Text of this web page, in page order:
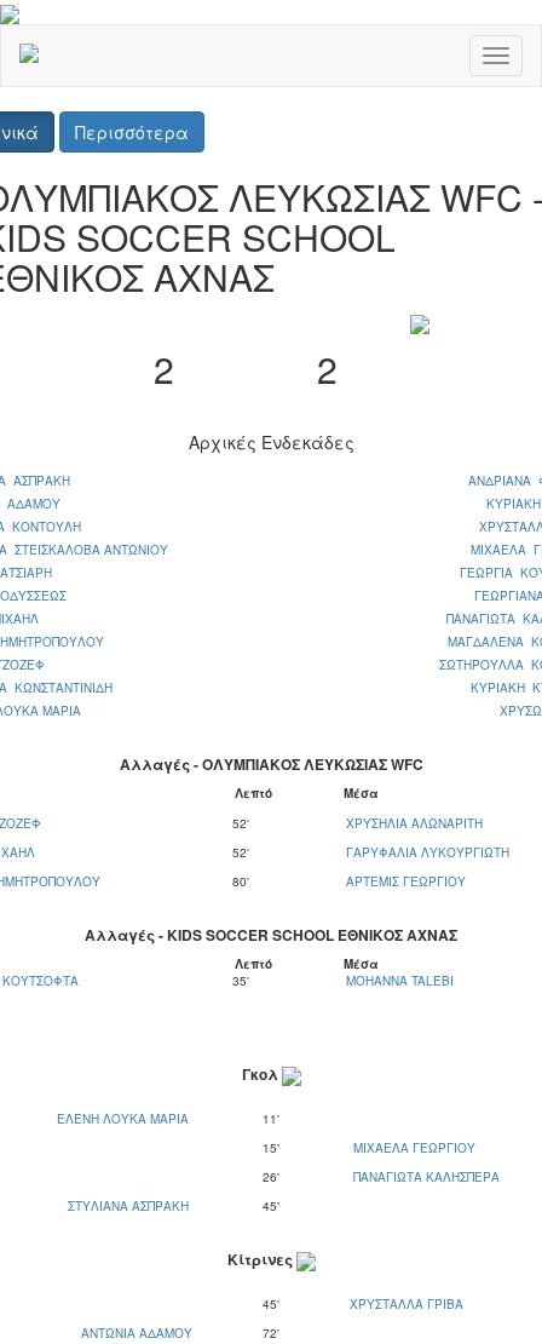
Περισσότερα
ΛΕΥΚΩΣΙΑΣ WFC
SOCCER SCHOOL
ΑΧΝΑΣ
2
2
Αρχικές Ενδεκάδες
ΑΣΠΡΑΚΗ
ΑΔΑΜΟΥ
ΚΟΝΤΟΥΛΗ
ΣΤΕΙΣΚΑΛΟΒΑ ΑΝΤΩΝΙΟΥ
ΚΩΝΣΤΑΝΤΙΝΙΔΗ
ΜΑΡΙΑ
ΑΝΔΡΙΑΝΑ
ΜΙΧΑΕΛΑ
ΓΕΩΡΓΙΑ
ΠΑΝΑΓΙΩΤΑ
ΜΑΓΔΑΛΕΝΑ
ΣΩΤΗΡΟΥΛΛΑ
ΚΥΡΙΑΚΗ
ΧΡΥΣΩ
Αλλαγές - ΟΛΥΜΠΙΑΚΟΣ ΛΕΥΚΩΣΙΑΣ WFC
Λεπτό
Μέσα
52'
ΧΡΥΣΗΛΙΑ ΑΛΩΝΑΡΙΤΗ
52'
ΓΑΡΥΦΑΛΙΑ ΛΥΚΟΥΡΓΙΩΤΗ
80' ΑΡΤΕΜΙΣ ΓΕΩΡΓΙΟΥ
Αλλαγές - KIDS SOCCER SCHOOL ΕΘΝΙΚΟΣ ΑΧΝΑΣ
Λεπτό
Μέσα
ΚΟΥΤΣΟΦΤΑ
35' MOHANNA TALEBI
Γκολ
ΕΛΕΝΗ ΛΟΥΚΑ ΜΑΡΙΑ
11'
15'
ΜΙΧΑΕΛΑ ΓΕΩΡΓΙΟΥ
26'
ΠΑΝΑΓΙΩΤΑ ΚΑΛΗΣΠΕΡΑ
ΣΤΥΛΙΑΝΑ ΑΣΠΡΑΚΗ
45'
Κίτρινες
45'
ΧΡΥΣΤΑΛΛΑ ΓΡΙΒΑ
ΑΝΤΩΝΙΑ ΑΔΑΜΟΥ
72'